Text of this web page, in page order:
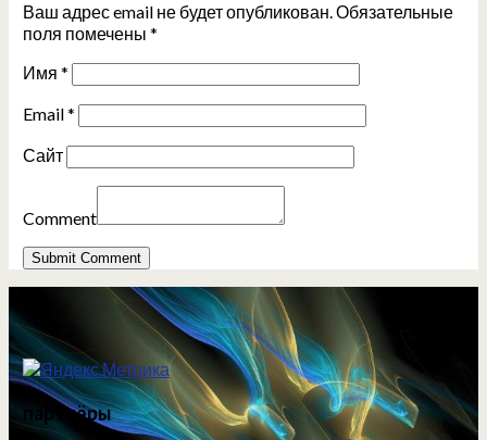
Ваш адрес email не будет опубликован.Обязательные
поля помечены *
Имя *
Email*
Сайт
Comment
партнёры